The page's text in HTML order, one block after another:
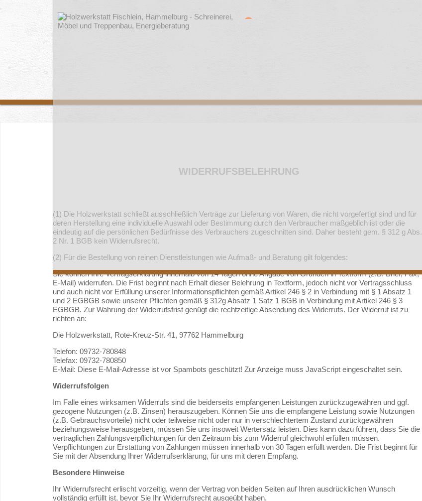
WIDERRUFSBELEHRUNG
(1) Die Holzwerkstatt schließt ausschließlich Verträge zur Lieferung von Waren, die nicht vorgefertigt sind und für
deren Herstellung eine individuelle Auswahl oder Bestimmung durch den Verbraucher maßgeblich ist oder die
eindeutig auf die persönlichen Bedürfnisse des Verbrauchers zugeschnitten sind. Daher besteht gem. § 312 g Abs.
2 Nr. 1 BGB kein Widerrufsrecht.
(2) Für die Bestellung von reinen Dienstleistungen wie Aufmaß- und Beratung gilt folgendes:
Sie können Ihre Vertragserklärung innerhalb von 14 Tagen ohne Angabe von Gründen in Textform (z.B. Brief, Fax,
E-Mail) widerrufen. Die Frist beginnt nach Erhalt dieser Belehrung in Textform, jedoch nicht vor Vertragsschluss
und auch nicht vor Erfüllung unserer Informationspflichten gemäß Artikel 246 § 2 in Verbindung mit § 1 Absatz 1
und 2 EGBGB sowie unserer Pflichten gemäß § 312g Absatz 1 Satz 1 BGB in Verbindung mit Artikel 246 § 3
EGBGB. Zur Wahrung der Widerrufsfrist genügt die rechtzeitige Absendung des Widerrufs. Der Widerruf ist zu
richten an:
Die Holzwerkstatt, Rote-Kreuz-Str. 41, 97762 Hammelburg
Telefon: 09732-780848
Telefax: 09732-780850
E-Mail: Diese E-Mail-Adresse ist vor Spambots geschützt! Zur Anzeige muss JavaScript eingeschaltet sein.
Widerrufsfolgen
Im Falle eines wirksamen Widerrufs sind die beiderseits empfangenen Leistungen zurückzugewähren und ggf.
gezogene Nutzungen (z.B. Zinsen) herauszugeben. Können Sie uns die empfangene Leistung sowie Nutzungen
(z.B. Gebrauchsvorteile) nicht oder teilweise nicht oder nur in verschlechtertem Zustand zurückgewähren
beziehungsweise herausgeben, müssen Sie uns insoweit Wertersatz leisten. Dies kann dazu führen, dass Sie die
vertraglichen Zahlungsverpflichtungen für den Zeitraum bis zum Widerruf gleichwohl erfüllen müssen.
Verpflichtungen zur Erstattung von Zahlungen müssen innerhalb von 30 Tagen erfüllt werden. Die Frist beginnt für
Sie mit der Absendung Ihrer Widerrufserklärung, für uns mit deren Empfang.
Besondere Hinweise
Ihr Widerrufsrecht erlischt vorzeitig, wenn der Vertrag von beiden Seiten auf Ihren ausdrücklichen Wunsch
vollständig erfüllt ist, bevor Sie Ihr Widerrufsrecht ausgeübt haben.